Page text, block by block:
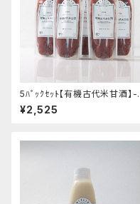
5ﾊﾟｯｸｾｯﾄ【有機古代米甘酒】-
希釈して飲むタイプ・香ばしい味
わい- "200g"│オーガニック
¥2,525